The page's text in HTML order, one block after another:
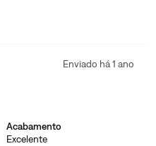
Enviado há1 ano
Acabamento
Excelente